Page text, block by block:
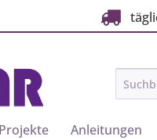
Projekte Anleitungen